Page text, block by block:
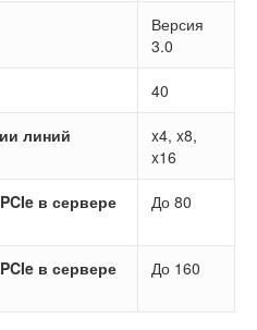
Версия
3.0
40
линий
x4, x8,
x16
в сервере
До 80
в сервере
До 160